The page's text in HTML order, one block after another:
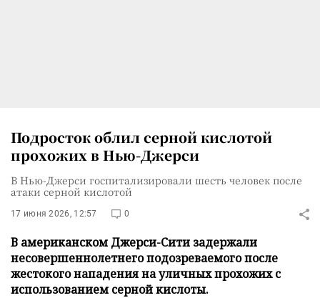
Подросток облил серной кислотой
прохожих в Нью-Джерси
В Нью-Джерси госпитализировали шесть человек после
атаки серной кислотой
17 июня 2026, 12:57 0
В американском Джерси-Сити задержали
несовершеннолетнего подозреваемого после
жестокого нападения на уличных прохожих с
использованием серной кислоты.